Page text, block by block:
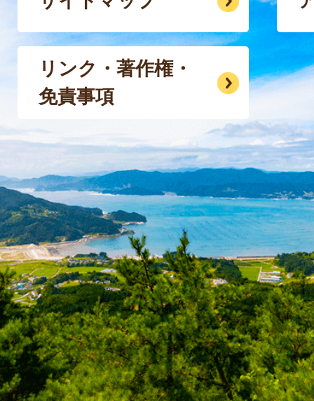
リンク・著作権・
免責事項